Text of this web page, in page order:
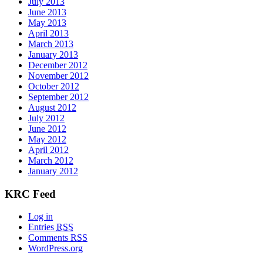
June 2013
May 2013
April 2013
March 2013
January 2013
December 2012
November 2012
October 2012
September 2012
August 2012
July 2012
June 2012
May 2012
April 2012
March 2012
January 2012
KRC Feed
Log in
Entries RSS
Comments RSS
WordPress.org